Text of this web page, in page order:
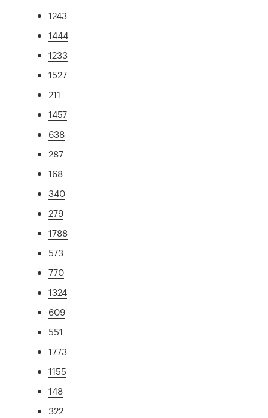
1243
1444
1233
1527
211
1457
638
287
168
340
279
1788
573
770
1324
609
551
1773
1155
148
322